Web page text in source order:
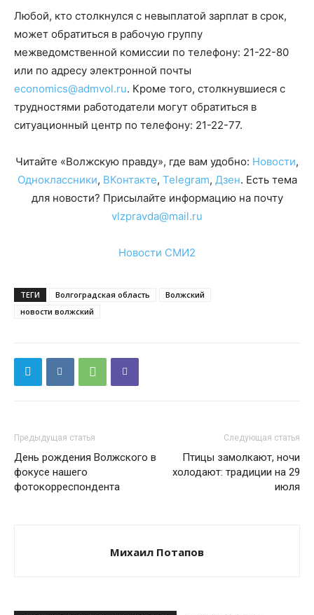
Любой, кто столкнулся с невыплатой зарплат в срок,
может обратиться в рабочую группу
межведомственной комиссии по телефону: 21-22-80
или по адресу электронной почты
economics@admvol.ru. Кроме того, столкнувшиеся с
трудностями работодатели могут обратиться в
ситуационный центр по телефону: 21-22-77.
Читайте «Волжскую правду», где вам удобно: Новости,
Одноклассники, ВКонтакте, Telegram, Дзен. Есть тема
для новости? Присылайте информацию на почту
vlzpravda@mail.ru
Новости СМИ2
ТЕГИ Волгоградская область
Волжский
новости волжский
Предыдущая статья
День рождения Волжского в
фокусе нашего
фотокорреспондента
Следующая статья
Птицы замолкают, ночи
холодают: традиции на 29
июля
Михаил Потапов